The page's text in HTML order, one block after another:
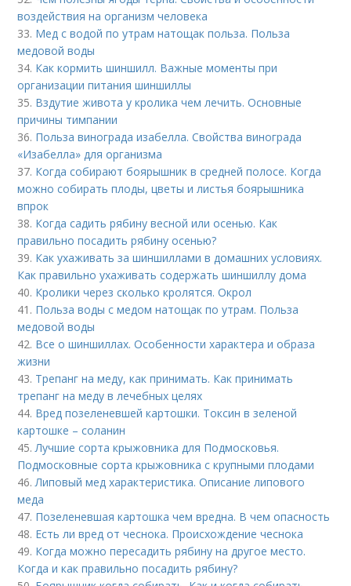
воздействия на организм человека
33. Мед с водой по утрам натощак польза. Польза
медовой воды
34. Как кормить шиншилл. Важные моменты при
организации питания шиншиллы
35. Вздутие живота у кролика чем лечить. Основные
причины тимпании
36. Польза винограда изабелла. Свойства винограда
«Изабелла» для организма
37. Когда собирают боярышник в средней полосе. Когда
можно собирать плоды, цветы и листья боярышника
впрок
38. Когда садить рябину весной или осенью. Как
правильно посадить рябину осенью?
39. Как ухаживать за шиншиллами в домашних условиях.
Как правильно ухаживать содержать шиншиллу дома
40. Кролики через сколько кролятся. Окрол
41. Польза воды с медом натощак по утрам. Польза
медовой воды
42. Все о шиншиллах. Особенности характера и образа
жизни
43. Трепанг на меду, как принимать. Как принимать
трепанг на меду в лечебных целях
44. Вред позеленевшей картошки. Токсин в зеленой
картошке – соланин
45. Лучшие сорта крыжовника для Подмосковья.
Подмосковные сорта крыжовника с крупными плодами
46. Липовый мед характеристика. Описание липового
меда
47. Позеленевшая картошка чем вредна. В чем опасность
48. Есть ли вред от чеснока. Происхождение чеснока
49. Когда можно пересадить рябину на другое место.
Когда и как правильно посадить рябину?